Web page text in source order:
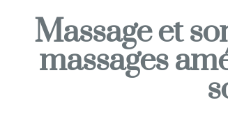
Massage et
massages